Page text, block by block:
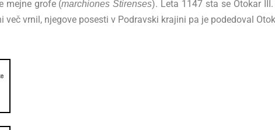
mejne grofe (marchiones Stirenses). Leta 1147 sta se Otokar
vrnil, njegove posesti v Podravski krajini pa je podedoval